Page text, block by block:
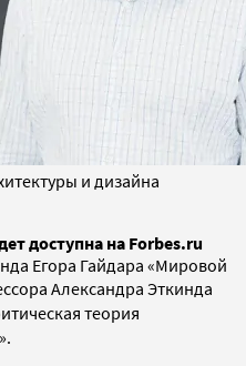
и дизайна
доступна на Forbes.ru
Егора Гайдара «Мировой
Александра Эткинда
теория